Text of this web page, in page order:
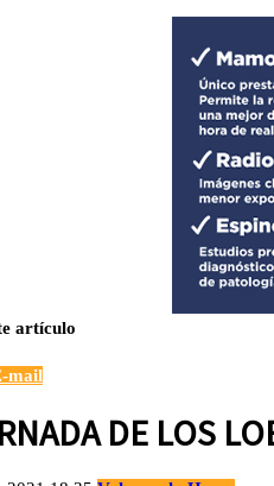
artículo
mail
DE LOS